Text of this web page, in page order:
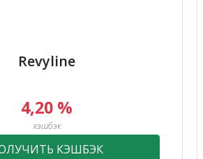
Revyline
4,20 %
кэшбэк
КЭШБЭК